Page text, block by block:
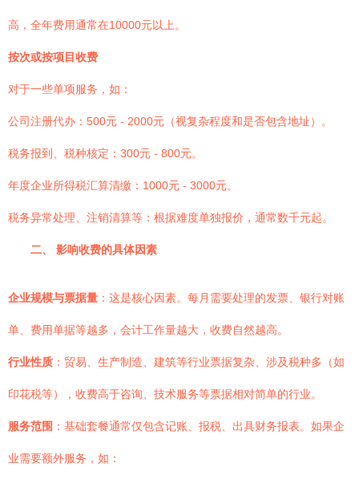
高，全年费用通常在10000元以上。
按次或按项目收费
对于一些单项服务，如：
公司注册代办：500元 - 2000元（视复杂程度和是否包含地址）。
税务报到、税种核定：300元 - 800元。
年度企业所得税汇算清缴：1000元 - 3000元。
税务异常处理、注销清算等：根据难度单独报价，通常数千元起。
二、 影响收费的具体因素
企业规模与票据量 ：这是核心因素。每月需要处理的发票、银行对账
单、费用单据等越多，会计工作量越大，收费自然越高。
行业性质 ：贸易、生产制造、建筑等行业票据复杂、涉及税种多（如
印花税等），收费高于咨询、技术服务等票据相对简单的行业。
服务范围 ：基础套餐通常仅包含记账、报税、出具财务报表。如果企
业需要额外服务，如：